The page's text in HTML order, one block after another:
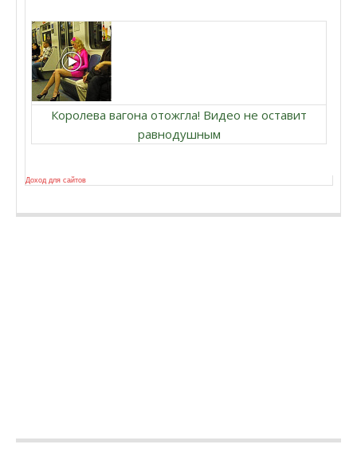
Королева вагона отожгла! Видео не оставит
равнодушным
Доход для сайтов